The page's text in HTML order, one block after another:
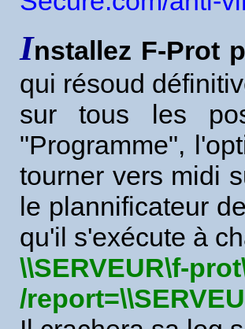
Installez F-Prot
qui résoud
sur tous les
"Programme",
tourner vers midi
le plannificateur
qu'il s'exécute à
\\SERVEUR\f-
/